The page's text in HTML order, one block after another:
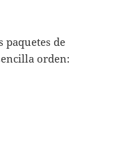
paquetes de
orden: